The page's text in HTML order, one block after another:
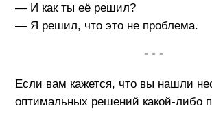
— И как ты её решил?
— Я решил, что это не проблема.
• • •
Если вам кажется, что вы нашли
оптимальных решений какой-либо